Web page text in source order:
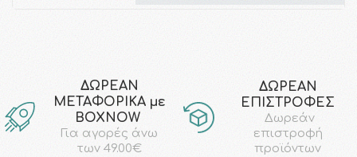
ΔΩΡΕΑΝ
ΜΕΤΑΦΟΡΙΚΑ με
ΒΟΧΝΟW
Για αγορές άνω
των 49.00€
ΔΩΡΕΑΝ
ΕΠΙΣΤΡΟΦΕΣ
Δωρεάν
επιστροφή
προϊόντων